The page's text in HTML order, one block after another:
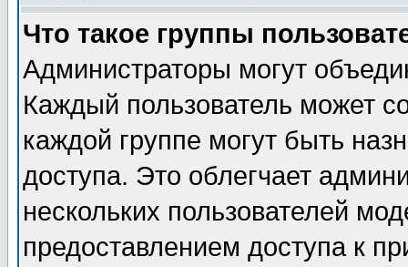
Что такое группы
Администраторы могут
Каждый пользователь может
каждой группе могут быть
доступа. Это облегчает
нескольких пользователей
предоставлением доступа к